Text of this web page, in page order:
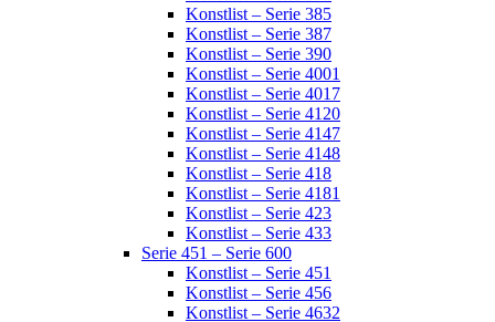
Konstlist – Serie 385
Konstlist – Serie 387
Konstlist – Serie 390
Konstlist – Serie 4001
Konstlist – Serie 4017
Konstlist – Serie 4120
Konstlist – Serie 4147
Konstlist – Serie 4148
Konstlist – Serie 418
Konstlist – Serie 4181
Konstlist – Serie 423
Konstlist – Serie 433
Serie 451 – Serie 600
Konstlist – Serie 451
Konstlist – Serie 456
Konstlist – Serie 4632